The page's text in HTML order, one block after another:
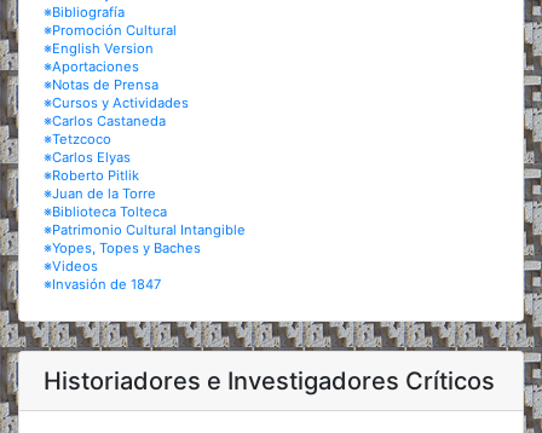
※Bibliografía
※Promoción Cultural
※English Version
※Aportaciones
※Notas de Prensa
※Cursos y Actividades
※Carlos Castaneda
※Tetzcoco
※Carlos Elyas
※Roberto Pitlik
※Juan de la Torre
※Biblioteca Tolteca
※Patrimonio Cultural Intangible
※Yopes, Topes y Baches
※Videos
※Invasión de 1847
Historiadores e Investigadores Críticos